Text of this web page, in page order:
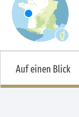
Auf einen Blick